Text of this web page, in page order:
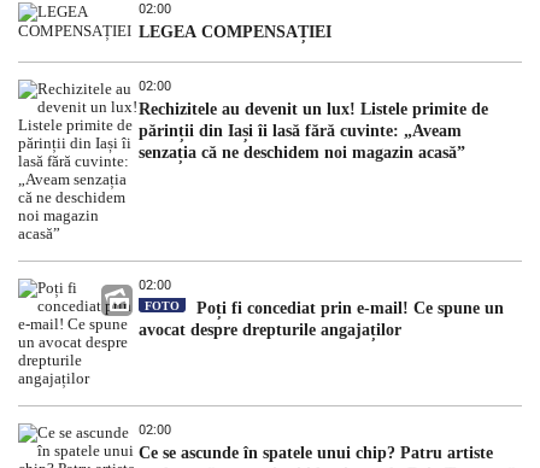
02:00
LEGEA COMPENSAȚIEI
02:00
Rechizitele au devenit un lux! Listele primite de
părinții din Iași îi lasă fără cuvinte: „Aveam
senzația că ne deschidem noi magazin acasă”
02:00
FOTO
Poți fi concediat prin e-mail! Ce spune un
avocat despre drepturile angajaților
02:00
Ce se ascunde în spatele unui chip? Patru artiste